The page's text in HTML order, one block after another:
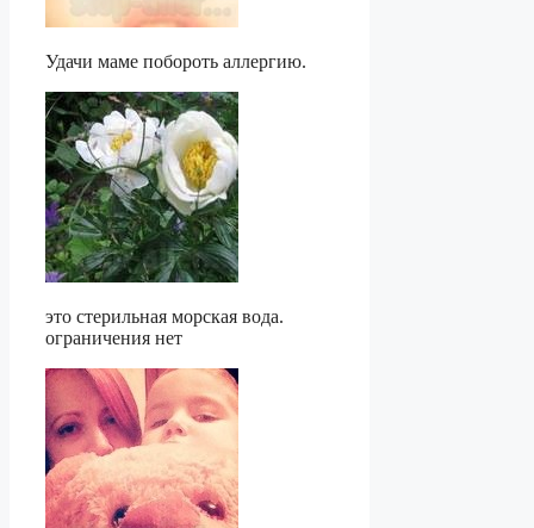
Удачи маме побороть аллергию.
это стерильная морская вода.
ограничения нет